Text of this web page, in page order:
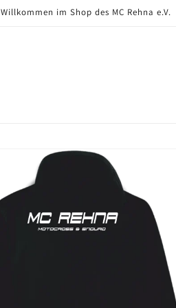
Willkommen im Shop des MC Rehna e.V.